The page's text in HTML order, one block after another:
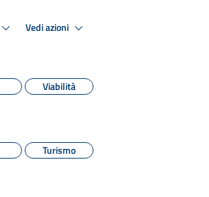
Vedi azioni
Viabilità
Turismo